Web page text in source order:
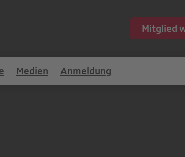
Mitglied
Medien Anmeldung